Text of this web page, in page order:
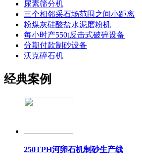
尿素筛分机
三个相邻采石场范围之间小距离
粉煤灰硅酸盐水泥磨粉机
每小时产550t反击式破碎设备
分期付款制砂设备
沃克碎石机
经典案例
250TPH河卵石机制砂生产线